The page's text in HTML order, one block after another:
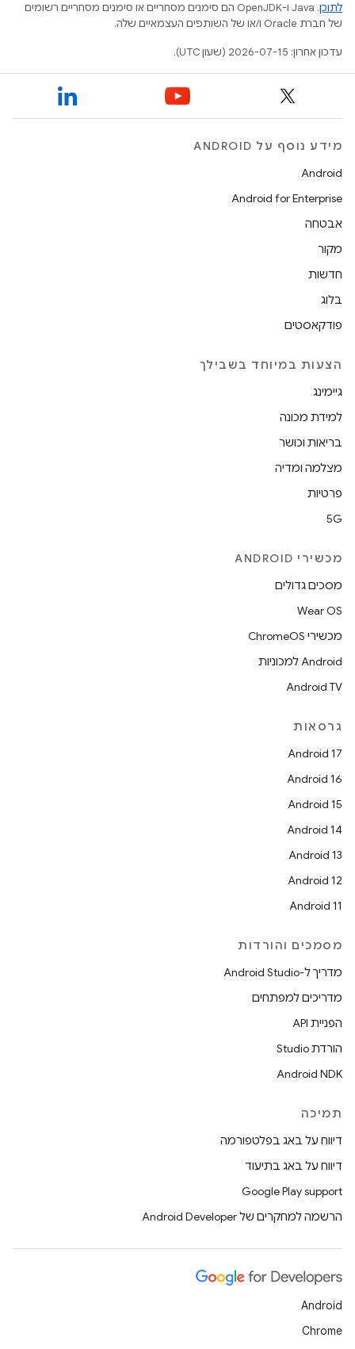
לתוכן
.‏ Java ו-OpenJDK הם סימנים מסחריים או סימנים מסחריים רשומים
של חברת Oracle ו/או של השותפים העצמאיים שלה.
עדכון אחרון: 2026-07-15 (שעון UTC).
מידע נוסף על ANDROID
Android
Android for Enterprise
אבטחה
מקור
חדשות
בלוג
פודקאסטים
הצעות במיוחד בשבילך
גיימינג
למידת מכונה
בריאות וכושר
מצלמה ומדיה
פרטיות
5G
מכשירי ANDROID
מסכים גדולים
Wear OS
מכשירי ChromeOS
Android למכוניות
Android TV
גרסאות
Android 17
Android 16
Android 15
Android 14
Android 13
Android 12
Android 11
מסמכים והורדות
מדריך ל-Android Studio
מדריכים למפתחים
הפניית API
הורדת Studio
Android NDK
תמיכה
דיווח על באג בפלטפורמה
דיווח על באג בתיעוד
Google Play support
הרשמה למחקרים של Android Developer
Android
Chrome